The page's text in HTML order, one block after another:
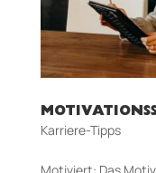
Karriere-Tipps